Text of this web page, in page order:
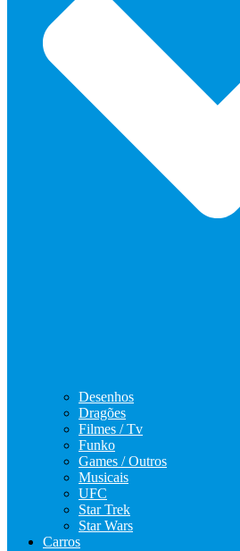
Desenhos
Dragões
Filmes / Tv
Funko
Games / Outros
Musicais
UFC
Star Trek
Star Wars
Carros